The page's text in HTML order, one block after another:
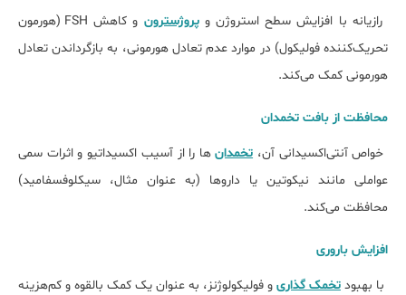
رازیانه با افزایش سطح استروژن وپروژسترون
و کاهش FSH (هورمون
تحریک‌کننده فولیکول) در موارد عدم تعادل هورمونی، به بازگرداندن تعادل
هورمونی کمک می‌کند.
محافظت از بافت تخمدان
خواص آنتی‌اکسیدانی آن، تخمدان‌ها را از آسیب اکسیداتیو و اثرات سمی
عواملی مانند نیکوتین یا داروها (به عنوان مثال، سیکلوفسفامید)
محافظت می‌کند.
افزایش باروری
با بهبود تخمک‌ گذاری و فولیکولوژنز، به عنوان یک کمک بالقوه و کم‌هزینه